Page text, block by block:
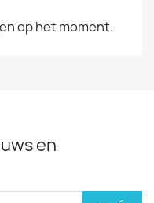
op het moment.
en